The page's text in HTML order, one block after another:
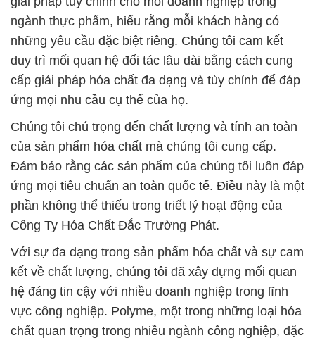
ngành thực phẩm, hiểu rằng mỗi khách hàng có
những yêu cầu đặc biệt riêng. Chúng tôi cam kết
duy trì mối quan hệ đối tác lâu dài bằng cách cung
cấp giải pháp hóa chất đa dạng và tùy chỉnh để đáp
ứng mọi nhu cầu cụ thể của họ.
Chúng tôi chú trọng đến chất lượng và tính an toàn
của sản phẩm hóa chất mà chúng tôi cung cấp.
Đảm bảo rằng các sản phẩm của chúng tôi luôn đáp
ứng mọi tiêu chuẩn an toàn quốc tế. Điều này là một
phần không thể thiếu trong triết lý hoạt động của
Công Ty Hóa Chất Đắc Trường Phát.
Với sự đa dạng trong sản phẩm hóa chất và sự cam
kết về chất lượng, chúng tôi đã xây dựng mối quan
hệ đáng tin cậy với nhiều doanh nghiệp trong lĩnh
vực công nghiệp. Polyme, một trong những loại hóa
chất quan trọng trong nhiều ngành công nghiệp, đặc